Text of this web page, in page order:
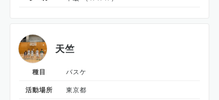
天竺
種目 バスケ
活動場所 東京都